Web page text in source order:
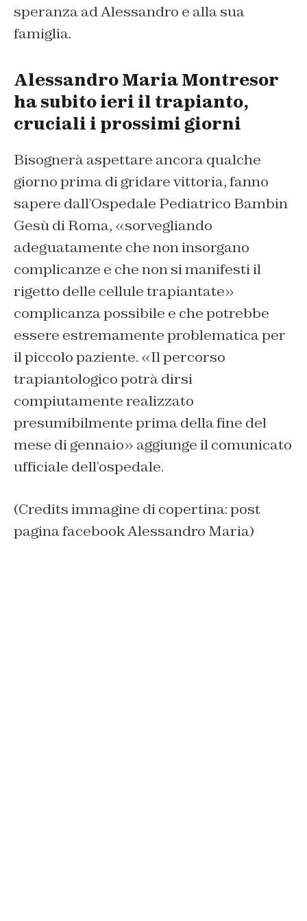
speranza ad Alessandro e alla sua
famiglia.
Alessandro Maria Montresor
ha subito ieri il trapianto,
cruciali i prossimi giorni
Bisognerà aspettare ancora qualche
giorno prima di gridare vittoria, fanno
sapere dall’Ospedale Pediatrico Bambin
Gesù di Roma, «sorvegliando
adeguatamente che non insorgano
complicanze e che non si manifesti il
rigetto delle cellule trapiantate»
complicanza possibile e che potrebbe
essere estremamente problematica per
il piccolo paziente. «Il percorso
trapiantologico potrà dirsi
compiutamente realizzato
presumibilmente prima della fine del
mese di gennaio» aggiunge il comunicato
ufficiale dell’ospedale.
(Credits immagine di copertina: post
pagina facebook Alessandro Maria)